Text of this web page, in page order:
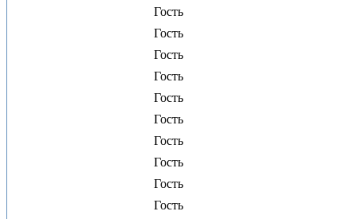
Гость
Гость
Гость
Гость
Гость
Гость
Гость
Гость
Гость
Гость